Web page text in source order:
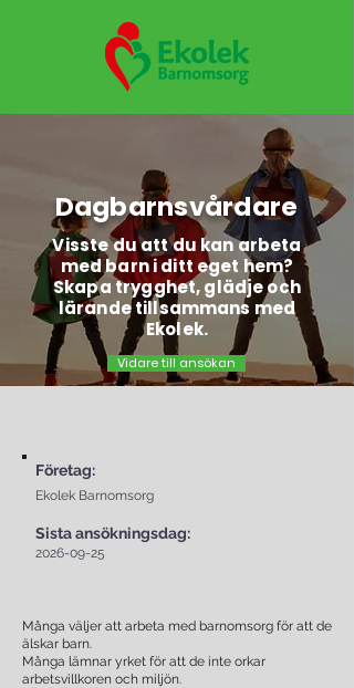
Dagbarnsvårdare
Visste du att du kan arbeta
med barn i ditt eget hem?
Skapa trygghet, glädje och
lärande tillsammans med
Ekolek.
Vidare till ansökan
Företag:
Ekolek Barnomsorg
Sista ansökningsdag:
2026-09-25
Många väljer att arbeta med barnomsorg för att de
älskar barn.
Många lämnar yrket för att de inte orkar
arbetsvillkoren och miljön.